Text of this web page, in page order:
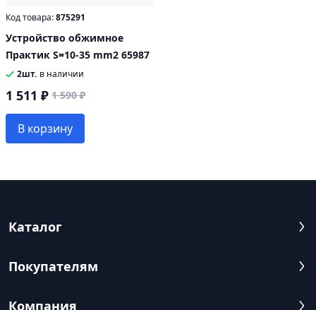
Код товара:875291
Устройство обжимное
Практик S=10-35 mm2 65987
2шт. в наличии
1 511 ₽ 1 590 ₽
В корзину
Каталог
Покупателям
Компания